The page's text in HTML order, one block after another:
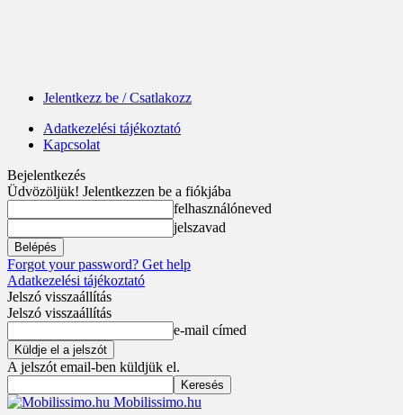
Jelentkezz be / Csatlakozz
Adatkezelési tájékoztató
Kapcsolat
Bejelentkezés
Üdvözöljük! Jelentkezzen be a fiókjába
felhasználóneved
jelszavad
Forgot your password? Get help
Adatkezelési tájékoztató
Jelszó visszaállítás
Jelszó visszaállítás
e-mail címed
A jelszót email-ben küldjük el.
Mobilissimo.hu